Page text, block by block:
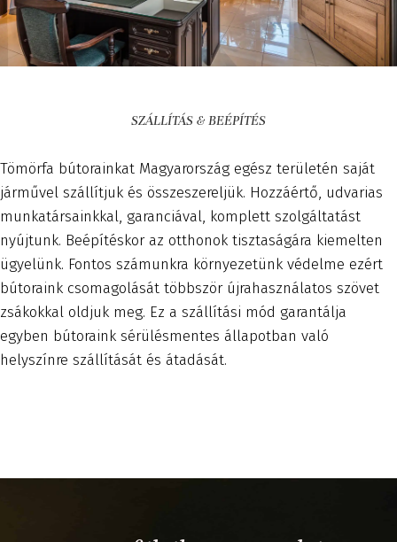
SZÁLLÍTÁS & BEÉPÍTÉS
Tömörfa bútorainkat Magyarország egész területén saját
járművel szállítjuk és összeszereljük. Hozzáértő, udvarias
munkatársainkkal, garanciával, komplett szolgáltatást
nyújtunk. Beépítéskor az otthonok tisztaságára kiemelten
ügyelünk. Fontos számunkra környezetünk védelme ezért
bútoraink csomagolását többször újrahasználatos szövet
zsákokkal oldjuk meg. Ez a szállítási mód garantálja
egyben bútoraink sérülésmentes állapotban való
helyszínre szállítását és átadását.